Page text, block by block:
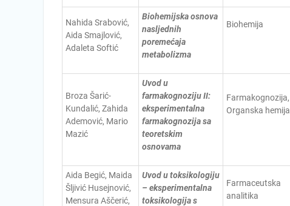
Nahida Srabović,
Aida Smajlović,
Adaleta Softić
Biohemijska osnova
nasljednih
poremećaja
metabolizma
Biohemija
Broza Šarić-
Kundalić, Zahida
Ademović, Mario
Mazić
Uvod u
farmakognoziju II:
eksperimentalna
farmakognozija sa
teoretskim
osnovama
Farmakognozija,
Organska hemija
Aida Begić, Maida
Šljivić Husejnović,
Mensura Aščerić,
Uvod u toksikologiju
– eksperimentalna
toksikologija s
Farmaceutska
analitika